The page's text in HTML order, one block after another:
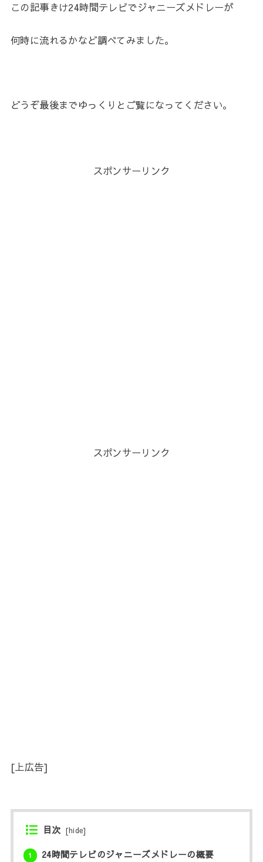
この記事きけ24時間テレビでジャニーズメドレーが
何時に流れるかなど調べてみました。
どうぞ最後までゆっくりとご覧になってください。
スポンサーリンク
スポンサーリンク
[上広告]
目次 [hide]
1 24時間テレビのジャニーズメドレーの概要